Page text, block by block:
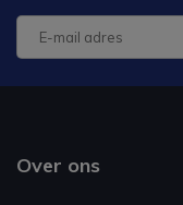
Over ons